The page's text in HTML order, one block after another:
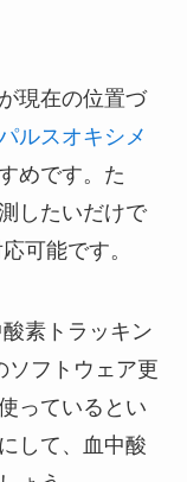
現在の位置づ
ルスオキシメ
めです。た
したいだけで
可能です。
素トラッキン
ソフトウェア更
っているとい
して、血中酸